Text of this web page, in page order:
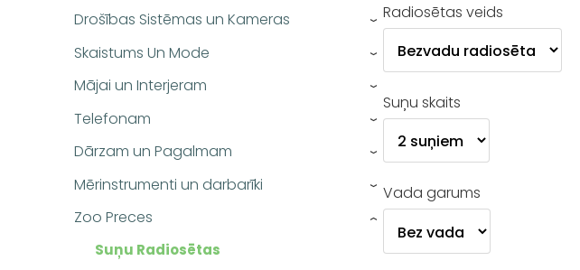
Drošības Sistēmas un Kameras ›
Skaistums Un Mode ›
Mājai un Interjeram ›
Telefonam ›
Dārzam un Pagalmam ›
Mērinstrumenti un darbarīki ›
Zoo Preces
Suņu Radiosētas
›
Radiosētas veids
Suņu skaits
Vada garums